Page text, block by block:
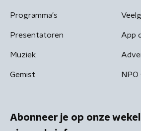
Programma's
Presentatoren
Muziek
Gemist
App
NPO
Abonneer je op onze